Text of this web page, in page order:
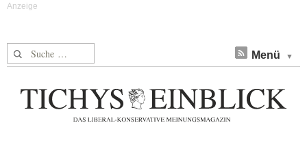
Suche nach: Menü